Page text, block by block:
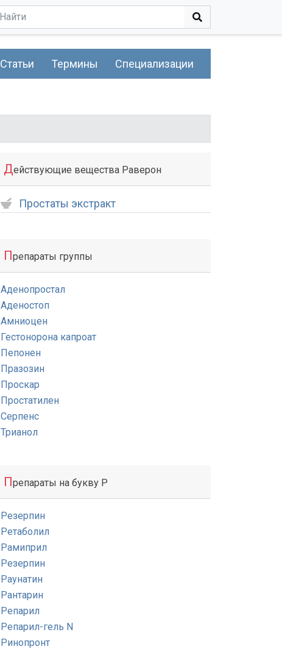
Статьи Термины Специализации
Действующие вещества Раверон
Простаты экстракт
Препараты группы
Аденопростал
Аденостоп
Амниоцен
Гестонорона капроат
Пепонен
Празозин
Проскар
Простатилен
Серпенс
Трианол
Препараты на букву Р
Резерпин
Ретаболил
Рамиприл
Резерпин
Раунатин
Рантарин
Репарил
Репарил-гель N
Ринопронт